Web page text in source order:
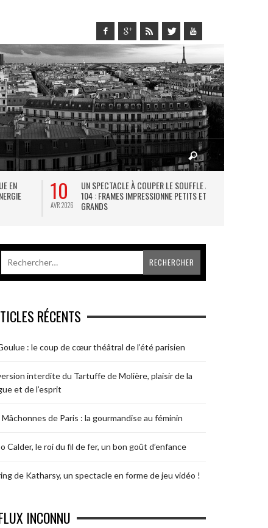
EN
10
AVR 2026
UN SPECTACLE À COUPER LE SOUFFLE AU
104 : FRAMES IMPRESSIONNE PETITS ET
GRANDS
RÉCENTS
: le coup de cœur théâtral de l’été parisien
interdite du Tartuffe de Molière, plaisir de la
et de l’esprit
Mâchonnes de Paris : la gourmandise au féminin
Calder, le roi du fil de fer, un bon goût d’enfance
de Katharsy, un spectacle en forme de jeu vidéo !
INCONNU